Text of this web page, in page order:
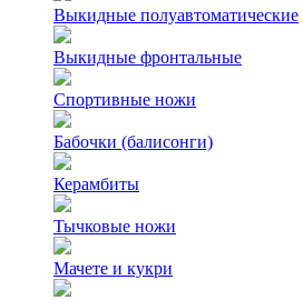
Выкидные полуавтоматические
Выкидные фронтальные
Спортивные ножи
Бабочки (балисонги)
Керамбиты
Тычковые ножи
Мачете и кукри